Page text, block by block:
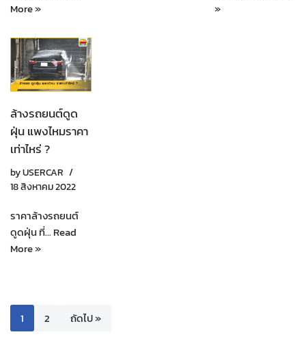
More »
»
ล้างรถยนต์ดูด
ฝุ่น แพงไหมราคา
เท่าไหร่ ?
byUSERCAR
18 สิงหาคม 2022
ราคาล้างรถยนต์
ดูดฝุ่น ที่… Read
More »
1 2 ถัดไป »